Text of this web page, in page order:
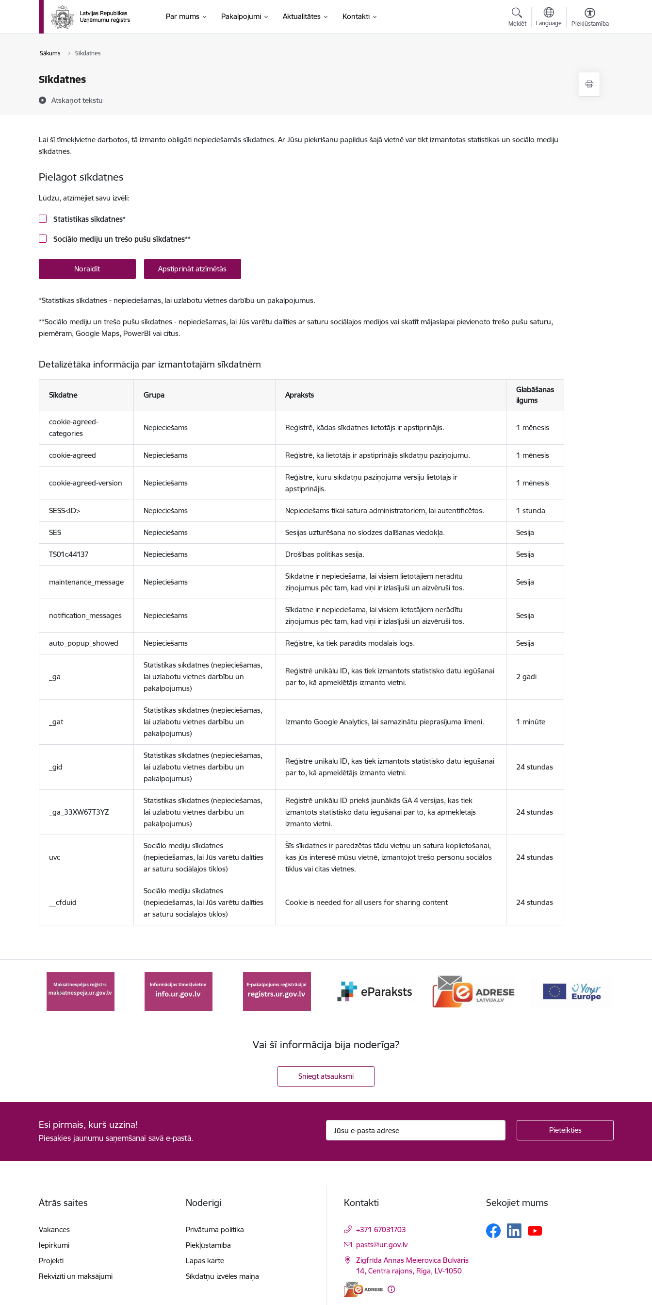
Pāriet uz lapas saturu
Par mums Pakalpojumi Aktualitātes Kontakti
Meklēt Language Piekļūstamība
Sākums Sīkdatnes
Sīkdatnes
Atskaņot tekstu
Lai šī tīmekļvietne darbotos, tā izmanto obligāti nepieciešamās sīkdatnes. Ar Jūsu piekrišanu papildus šajā vietnē var tikt izmantotas statistikas un sociālo mediju
sīkdatnes.
Pielāgot sīkdatnes
Lūdzu, atzīmējiet savu izvēli:
Statistikas sīkdatnes*
Sociālo mediju un trešo pušu sīkdatnes**
Noraidīt Apstiprināt atzīmētās
*Statistikas sīkdatnes - nepieciešamas, lai uzlabotu vietnes darbību un pakalpojumus.
**Sociālo mediju un trešo pušu sīkdatnes - nepieciešamas, lai Jūs varētu dalīties ar saturu sociālajos medijos vai skatīt mājaslapai pievienoto trešo pušu saturu,
piemēram, Google Maps, PowerBI vai citus.
Detalizētāka informācija par izmantotajām sīkdatnēm
Sīkdatne Grupa Apraksts
Glabāšanas
ilgums
cookie-agreed-
categories
Nepieciešams Reģistrē, kādas sīkdatnes lietotājs ir apstiprinājis. 1 mēnesis
cookie-agreed Nepieciešams Reģistrē, ka lietotājs ir apstiprinājis sīkdatņu paziņojumu. 1 mēnesis
cookie-agreed-version Nepieciešams
Reģistrē, kuru sīkdatņu paziņojuma versiju lietotājs ir
apstiprinājis.
1 mēnesis
SESS<ID> Nepieciešams Nepieciešams tikai satura administratoriem, lai autentificētos. 1 stunda
SES Nepieciešams Sesijas uzturēšana no slodzes dalīšanas viedokļa. Sesija
TS01c44137 Nepieciešams Drošības politikas sesija. Sesija
maintenance_message Nepieciešams
Sīkdatne ir nepieciešama, lai visiem lietotājiem nerādītu
ziņojumus pēc tam, kad viņi ir izlasījuši un aizvēruši tos.
Sesija
notification_messages Nepieciešams
Sīkdatne ir nepieciešama, lai visiem lietotājiem nerādītu
ziņojumus pēc tam, kad viņi ir izlasījuši un aizvēruši tos.
Sesija
auto_popup_showed Nepieciešams Reģistrē, ka tiek parādīts modālais logs. Sesija
_ga
Statistikas sīkdatnes (nepieciešamas,
lai uzlabotu vietnes darbību un
pakalpojumus)
Reģistrē unikālu ID, kas tiek izmantots statistisko datu iegūšanai
par to, kā apmeklētājs izmanto vietni.
2 gadi
_gat
Statistikas sīkdatnes (nepieciešamas,
lai uzlabotu vietnes darbību un
pakalpojumus)
Izmanto Google Analytics, lai samazinātu pieprasījuma līmeni. 1 minūte
_gid
Statistikas sīkdatnes (nepieciešamas,
lai uzlabotu vietnes darbību un
pakalpojumus)
Reģistrē unikālu ID, kas tiek izmantots statistisko datu iegūšanai
par to, kā apmeklētājs izmanto vietni.
24 stundas
_ga_33XW67T3YZ
Statistikas sīkdatnes (nepieciešamas,
lai uzlabotu vietnes darbību un
pakalpojumus)
Reģistrē unikālu ID priekš jaunākās GA 4 versijas, kas tiek
izmantots statistisko datu iegūšanai par to, kā apmeklētājs
izmanto vietni.
24 stundas
uvc
Sociālo mediju sīkdatnes
(nepieciešamas, lai Jūs varētu dalīties
ar saturu sociālajos tīklos)
Šīs sīkdatnes ir paredzētas tādu vietņu un satura koplietošanai,
kas jūs interesē mūsu vietnē, izmantojot trešo personu sociālos
tīklus vai citas vietnes.
24 stundas
__cfduid
Sociālo mediju sīkdatnes
(nepieciešamas, lai Jūs varētu dalīties
ar saturu sociālajos tīklos)
Cookie is needed for all users for sharing content 24 stundas
Vai šī informācija bija noderīga?
Sniegt atsauksmi
Esi pirmais, kurš uzzina!
Piesakies jaunumu saņemšanai savā e-pastā.
Ātrās saites
Vakances
Iepirkumi
Projekti
Rekvizīti un maksājumi
Noderīgi
Privātuma politika
Piekļūstamība
Lapas karte
Sīkdatņu izvēles maiņa
Kontakti
+371 67031703
E-pasts:
pasts@ur.gov.lv
Zigfrīda Annas Meierovica Bulvāris
14, Centra rajons, Rīga, LV-1050
Sekojiet mums